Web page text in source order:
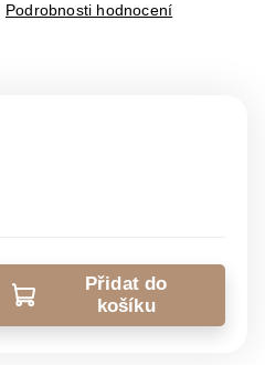
Podrobnosti hodnocení
Přidat do
košíku